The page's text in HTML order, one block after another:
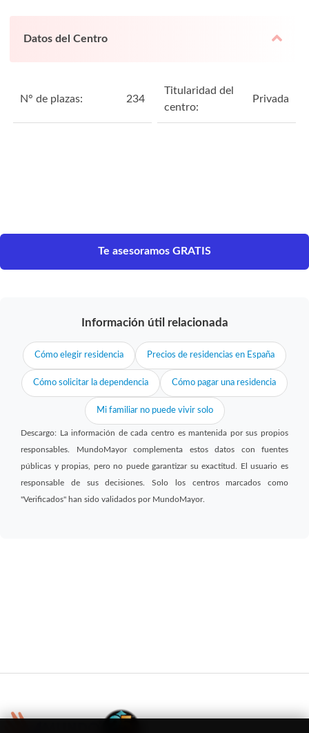
Datos del Centro
N° de plazas: 234
Titularidad del
centro:
Privada
Te asesoramos GRATIS
Información útil relacionada
Cómo elegir residencia Precios de residencias en España
Cómo solicitar la dependencia Cómo pagar una residencia
Mi familiar no puede vivir solo
Descargo: La información de cada centro es mantenida por sus propios
responsables. MundoMayor complementa estos datos con fuentes
públicas y propias, pero no puede garantizar su exactitud. El usuario es
responsable de sus decisiones. Solo los centros marcados como
"Verificados" han sido validados por MundoMayor.